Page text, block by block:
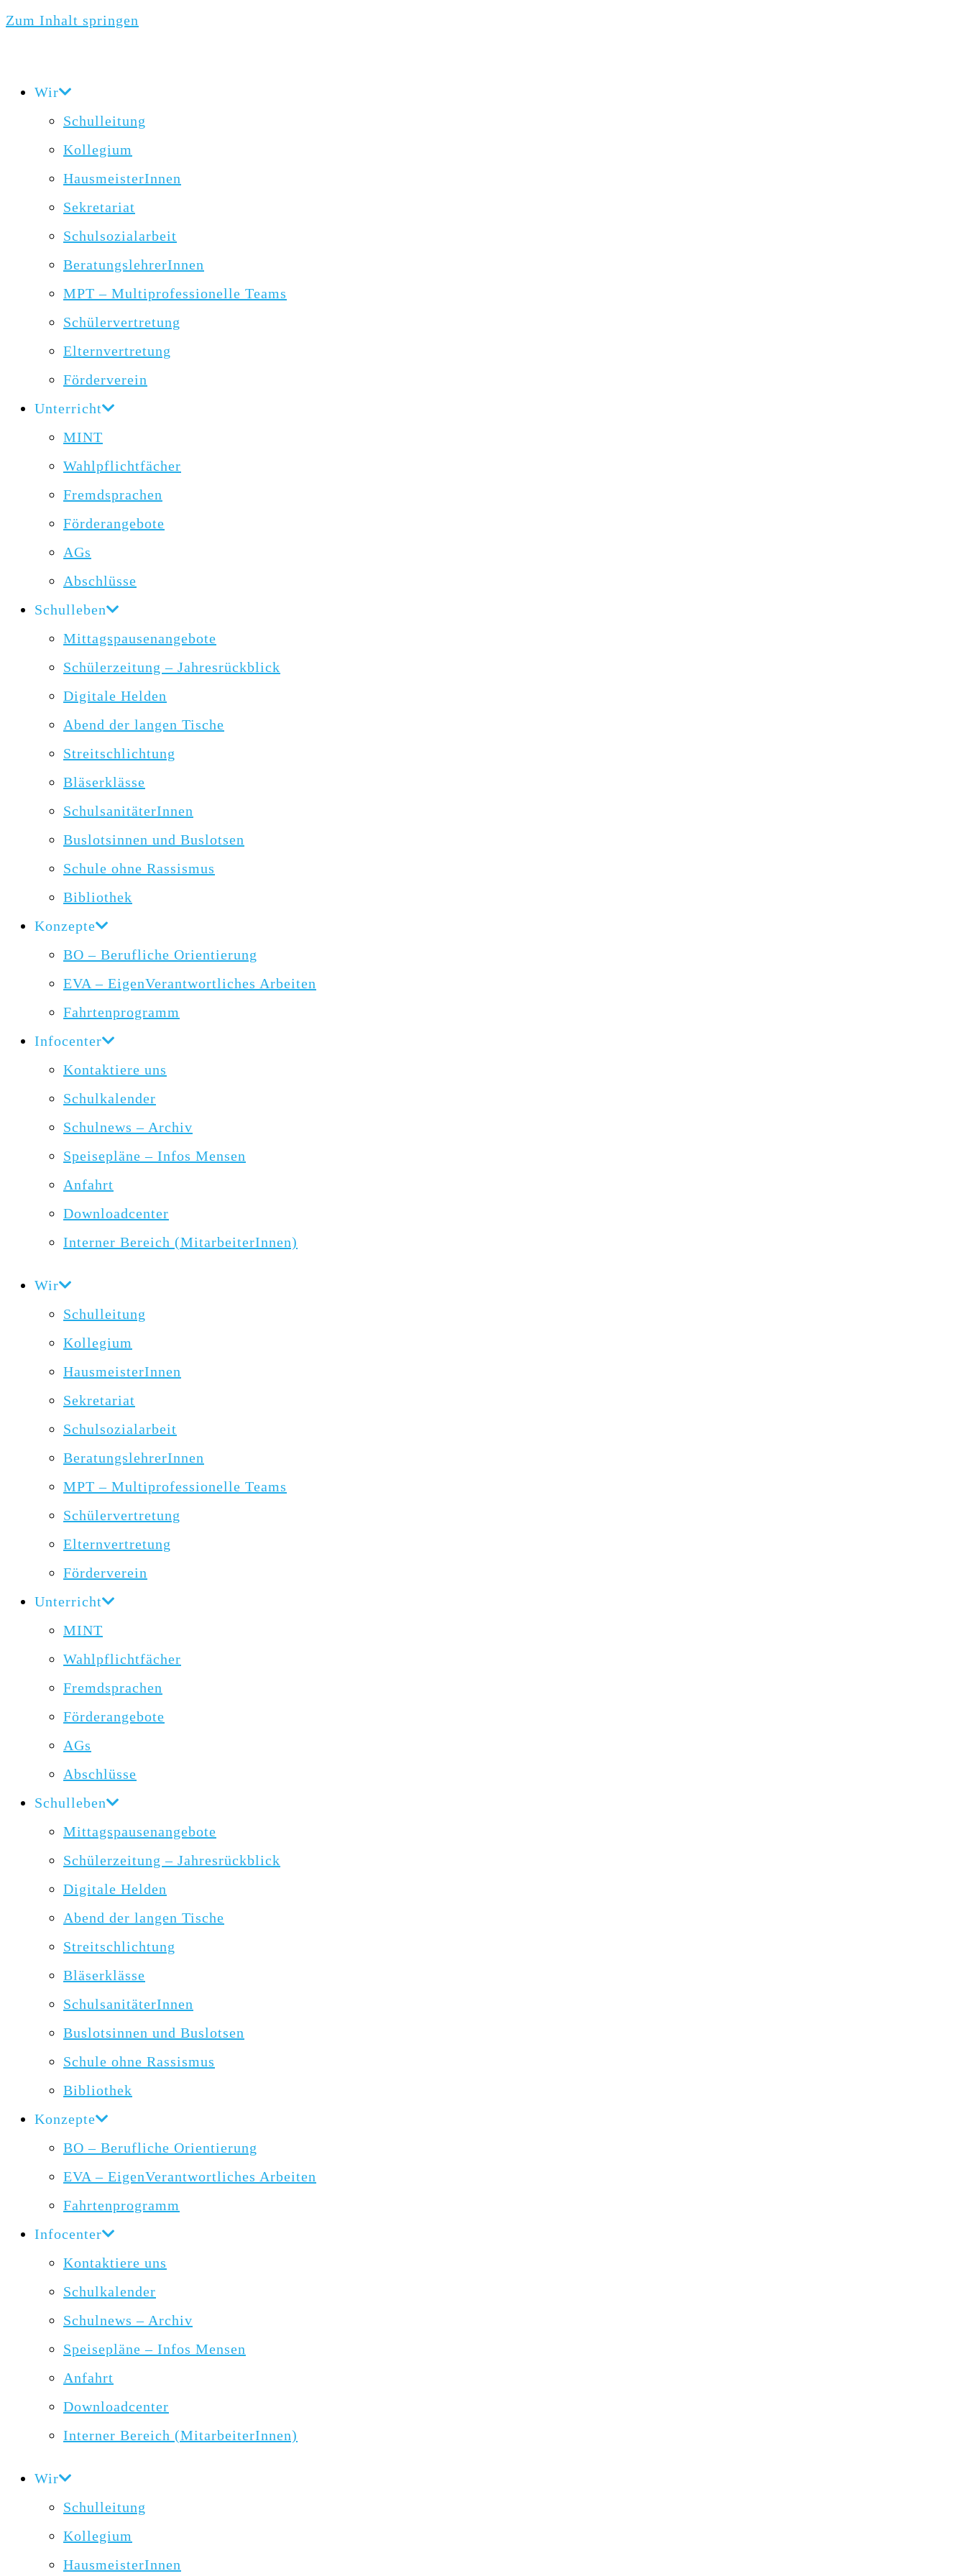
Zum Inhalt springen
Wir
Schulleitung
Kollegium
HausmeisterInnen
Sekretariat
Schulsozialarbeit
BeratungslehrerInnen
MPT – Multiprofessionelle Teams
Schülervertretung
Elternvertretung
Förderverein
Unterricht
MINT
Wahlpflichtfächer
Fremdsprachen
Förderangebote
AGs
Abschlüsse
Schulleben
Mittagspausenangebote
Schülerzeitung – Jahresrückblick
Digitale Helden
Abend der langen Tische
Streitschlichtung
Bläserklässe
SchulsanitäterInnen
Buslotsinnen und Buslotsen
Schule ohne Rassismus
Bibliothek
Konzepte
BO – Berufliche Orientierung
EVA – EigenVerantwortliches Arbeiten
Fahrtenprogramm
Infocenter
Kontaktiere uns
Schulkalender
Schulnews – Archiv
Speisepläne – Infos Mensen
Anfahrt
Downloadcenter
Interner Bereich (MitarbeiterInnen)
Wir
Schulleitung
Kollegium
HausmeisterInnen
Sekretariat
Schulsozialarbeit
BeratungslehrerInnen
MPT – Multiprofessionelle Teams
Schülervertretung
Elternvertretung
Förderverein
Unterricht
MINT
Wahlpflichtfächer
Fremdsprachen
Förderangebote
AGs
Abschlüsse
Schulleben
Mittagspausenangebote
Schülerzeitung – Jahresrückblick
Digitale Helden
Abend der langen Tische
Streitschlichtung
Bläserklässe
SchulsanitäterInnen
Buslotsinnen und Buslotsen
Schule ohne Rassismus
Bibliothek
Konzepte
BO – Berufliche Orientierung
EVA – EigenVerantwortliches Arbeiten
Fahrtenprogramm
Infocenter
Kontaktiere uns
Schulkalender
Schulnews – Archiv
Speisepläne – Infos Mensen
Anfahrt
Downloadcenter
Interner Bereich (MitarbeiterInnen)
Wir
Schulleitung
Kollegium
HausmeisterInnen